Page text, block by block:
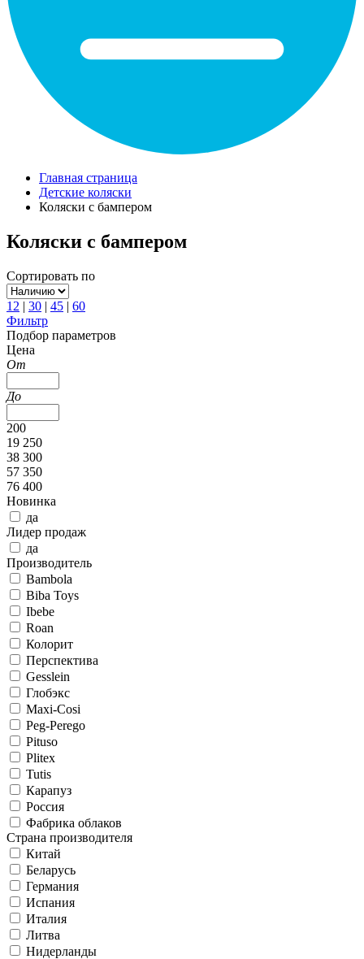
Главная страница
Детские коляски
Коляски с бампером
Коляски с бампером
Сортировать по
12 | 30 | 45 | 60
Фильтр
Подбор параметров
Цена
От
До
200
19 250
38 300
57 350
76 400
Новинка
да
Лидер продаж
да
Производитель
Bambola
Biba Toys
Ibebe
Roan
Колорит
Перспектива
Gesslein
Глобэкс
Maxi-Cosi
Peg-Perego
Pituso
Plitex
Tutis
Карапуз
Россия
Фабрика облаков
Страна производителя
Китай
Беларусь
Германия
Испания
Италия
Литва
Нидерланды